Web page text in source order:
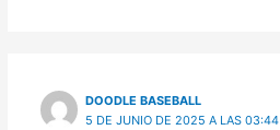
DOODLE BASEBALL
5 DE JUNIO DE 2025 A LAS 03:44